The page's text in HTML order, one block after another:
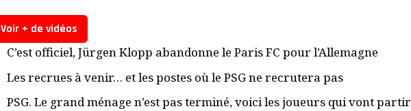
Voir + de vidéos
C’est officiel, Jürgen Klopp abandonne le Paris FC pour l’Allemagne
Les recrues à venir… et les postes où le PSG ne recrutera pas
PSG. Le grand ménage n’est pas terminé, voici les joueurs qui vont partir